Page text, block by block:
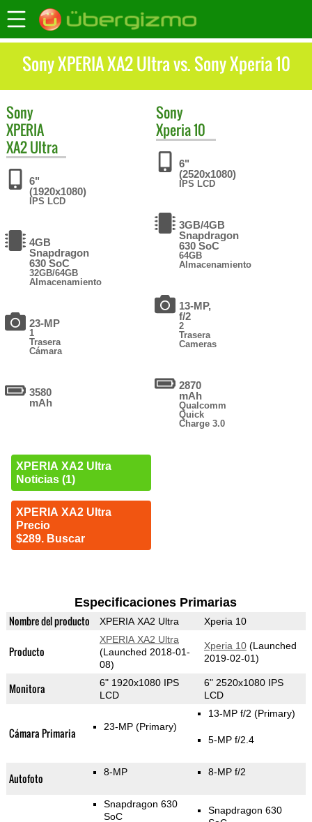
Sony XPERIA XA2 Ultra vs. Sony Xperia 10
Sony
XPERIA
XA2 Ultra
6"
(1920x1080)
IPS LCD
4GB
Snapdragon
630 SoC
32GB/64GB
Almacenamiento
23-MP
1
Trasera
Cámara
3580
mAh
XPERIA XA2 Ultra
Noticias (1)
XPERIA XA2 Ultra
Precio
$289. Buscar
Sony
Xperia 10
6"
(2520x1080)
IPS LCD
3GB/4GB
Snapdragon
630 SoC
64GB
Almacenamiento
13-MP,
f/2
2
Trasera
Cameras
2870
mAh
Qualcomm
Quick
Charge 3.0
Especificaciones Primarias
Nombre del producto XPERIA XA2 Ultra Xperia 10
Producto
XPERIA XA2 Ultra
(Launched 2018-01-
08)
Xperia 10(Launched
2019-02-01)
Monitora
6" 1920x1080 IPS
LCD
6" 2520x1080 IPS
LCD
Cámara Primaria 23-MP (Primary)
13-MP f/2 (Primary)
5-MP f/2.4
Autofoto 8-MP 8-MP f/2
Snapdragon 630
SoC
Snapdragon 630